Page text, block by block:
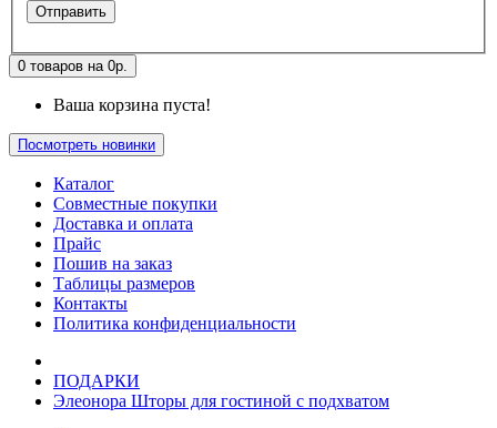
0 товаров на 0р.
Ваша корзина пуста!
Посмотреть новинки
Каталог
Совместные покупки
Доставка и оплата
Прайс
Пошив на заказ
Таблицы размеров
Контакты
Политика конфиденциальности
ПОДАРКИ
Элеонора Шторы для гостиной с подхватом